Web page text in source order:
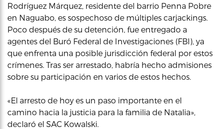
Rodríguez Márquez, residente del barrio Penna Pobre
en Naguabo, es sospechoso de múltiples carjackings.
Poco después de su detención, fue entregado a
agentes del Buró Federal de Investigaciones (FBI), ya
que enfrenta una posible jurisdicción federal por estos
crímenes. Tras ser arrestado, habría hecho admisiones
sobre su participación en varios de estos hechos.
«El arresto de hoy es un paso importante en el
camino hacia la justicia para la familia de Natalia»,
declaró el SAC Kowalski.